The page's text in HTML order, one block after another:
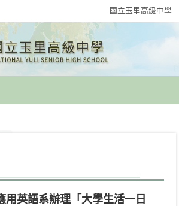
國立玉里高級中學
用英語系辦理「大學生活一日